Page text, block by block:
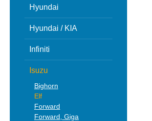
Hyundai
Hyundai / KIA
Infiniti
Isuzu
Bighorn
Elf
Forward
Forward, Giga